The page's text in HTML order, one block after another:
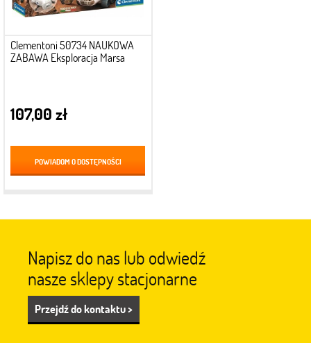
Clementoni 50734 NAUKOWA
ZABAWA Eksploracja Marsa
107,00 zł
POWIADOM O DOSTĘPNOŚCI
Napisz do nas lub odwiedź
nasze sklepy stacjonarne
Przejdź do kontaktu >